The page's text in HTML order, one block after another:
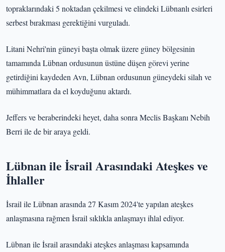
topraklarındaki 5 noktadan çekilmesi ve elindeki Lübnanlı esirleri
serbest bırakması gerektiğini vurguladı.
Litani Nehri'nin güneyi başta olmak üzere güney bölgesinin
tamamında Lübnan ordusunun üstüne düşen görevi yerine
getirdiğini kaydeden Avn, Lübnan ordusunun güneydeki silah ve
mühimmatlara da el koyduğunu aktardı.
Jeffers ve beraberindeki heyet, daha sonra Meclis Başkanı Nebih
Berri ile de bir araya geldi.
Lübnan ile İsrail Arasındaki Ateşkes ve
İhlaller
İsrail ile Lübnan arasında 27 Kasım 2024'te yapılan ateşkes
anlaşmasına rağmen İsrail sıklıkla anlaşmayı ihlal ediyor.
Lübnan ile İsrail arasındaki ateşkes anlaşması kapsamında